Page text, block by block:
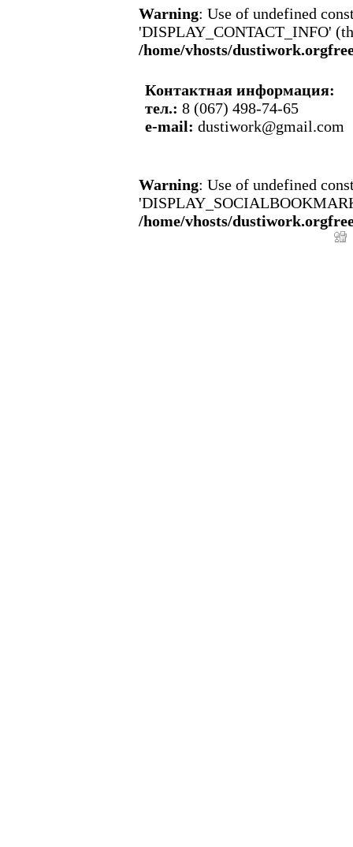
Warning: Use of undefined
'DISPLAY_CONTACT_INFO'
/home/vhosts/
Контактная информация:
тел.: 8 (067) 498-74-65
e-mail: dustiwork@gmail.com
Warning: Use of undefined
/home/vhosts/